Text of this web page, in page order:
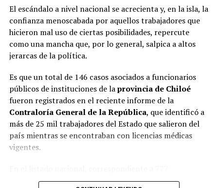
El escándalo a nivel nacional se acrecienta y, en la isla, la
confianza menoscabada por aquellos trabajadores que
hicieron mal uso de ciertas posibilidades, repercute
como una mancha que, por lo general, salpica a altos
jerarcas de la política.
Es que un total de 146 casos asociados a funcionarios
públicos de instituciones de laprovincia de Chiloé
fueron registrados en el reciente informe de la
Contraloría General de la República, que identificó a
más de 25 mil trabajadores del Estado que salieron del
país mientras se encontraban con licencias médicas
vigentes.
organismos públicos, figuran varias entidades del